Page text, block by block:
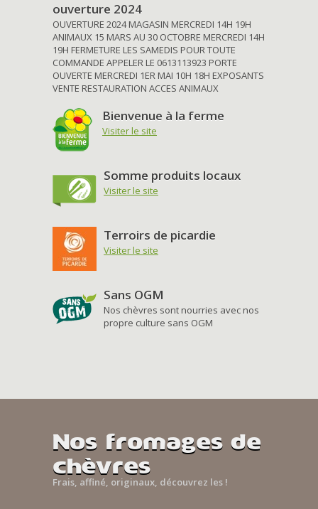
ouverture 2024
OUVERTURE 2024 MAGASIN MERCREDI 14H 19H
ANIMAUX 15 MARS AU 30 OCTOBRE MERCREDI 14H
19H FERMETURE LES SAMEDIS POUR TOUTE
COMMANDE APPELER LE 0613113923 PORTE
OUVERTE MERCREDI 1ER MAI 10H 18H EXPOSANTS
VENTE RESTAURATION ACCES ANIMAUX
Bienvenue à la ferme
Visiter le site
Somme produits locaux
Visiter le site
Terroirs de picardie
Visiter le site
Sans OGM
Nos chèvres sont nourries avec nos
propre culture sans OGM
Nos fromages de
chèvres
Frais, affiné, originaux, découvrez les !